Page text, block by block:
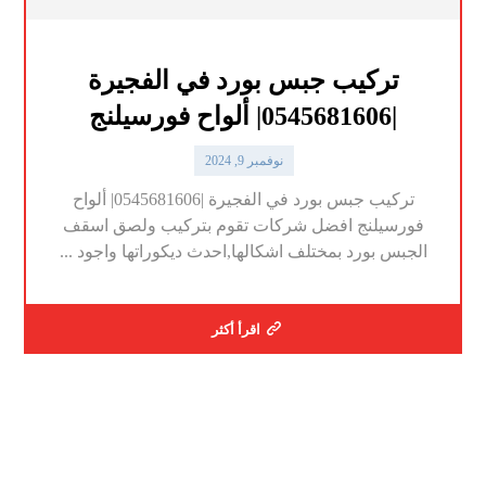
تركيب جبس بورد في الفجيرة
نوفمبر 9, 2024
تركيب جبس بورد في الفجيرة |0545681606| ألواح
فورسيلنج افضل شركات تقوم بتركيب ولصق اسقف
الجبس بورد بمختلف اشكالها,احدث ديكوراتها واجود ...
اقرأ أكثر